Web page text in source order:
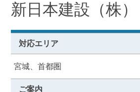
新日本建設（株）
対応エリア
宮城、首都圏
ご案内